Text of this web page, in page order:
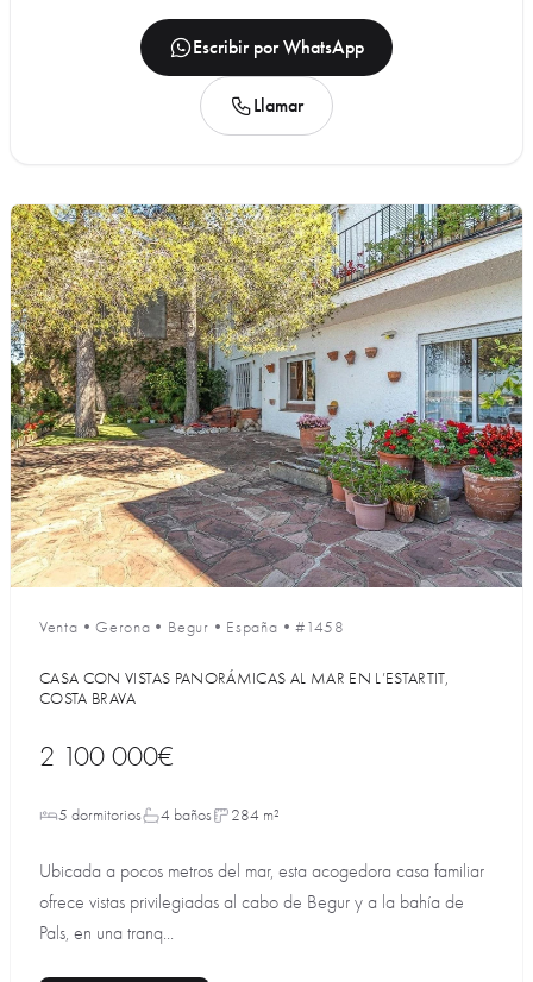
Escribir por WhatsApp
Llamar
Venta •Gerona • Begur • España •#1458
CASA CON VISTAS PANORÁMICAS AL MAR EN L’ESTARTIT,
COSTA BRAVA
2 100 000€
5 dormitorios 4 baños 284 m²
Ubicada a pocos metros del mar, esta acogedora casa familiar
ofrece vistas privilegiadas al cabo de Begur y a la bahía de
Pals, en una tranq...